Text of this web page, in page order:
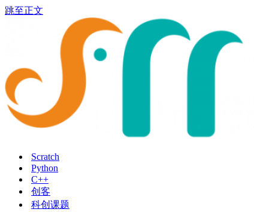
跳至正文
Scratch
Python
C++
创客
科创课题